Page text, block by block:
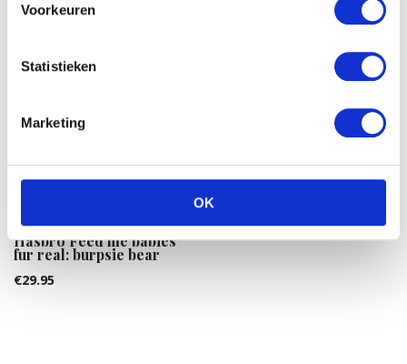
Voorkeuren
Statistieken
Marketing
OK
Hasbro Feed me babies
fur real: burpsie bear
€29.95
Wing crown Sea world
€